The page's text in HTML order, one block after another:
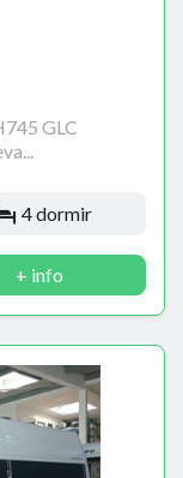
GLC
4 dormir
+ info